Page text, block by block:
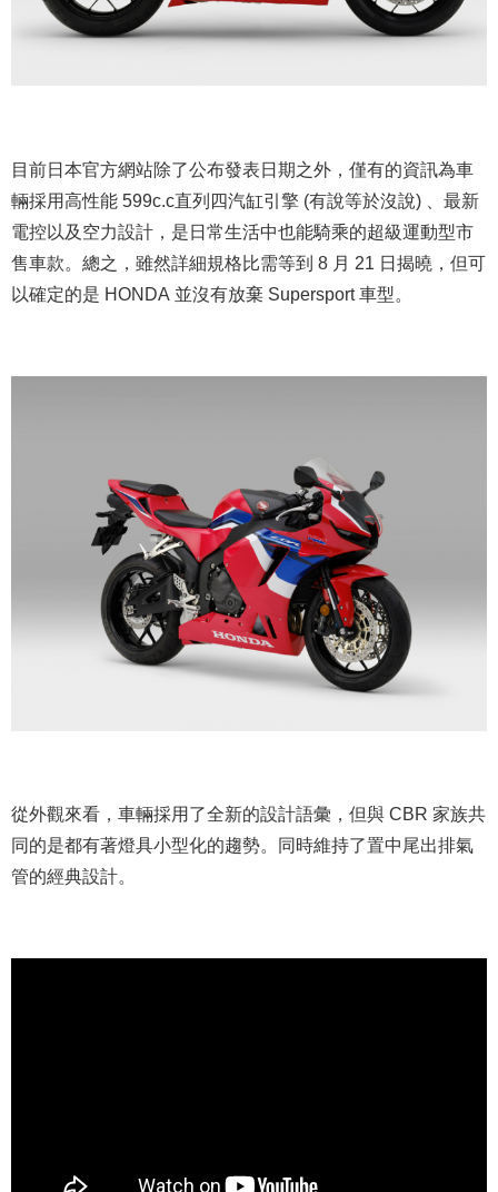
目前日本官方網站除了公布發表日期之外，僅有的資訊為車
輛採用高性能 599c.c直列四汽缸引擎 (有說等於沒說) 、最新
電控以及空力設計，是日常生活中也能騎乘的超級運動型市
售車款。總之，雖然詳細規格比需等到 8 月 21 日揭曉，但可
以確定的是 HONDA 並沒有放棄 Supersport 車型。
從外觀來看，車輛採用了全新的設計語彙，但與 CBR 家族共
同的是都有著燈具小型化的趨勢。同時維持了置中尾出排氣
管的經典設計。